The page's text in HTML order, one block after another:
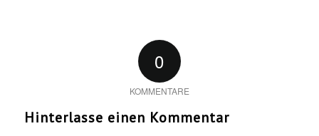
0
KOMMENTARE
Hinterlasse einen Kommentar